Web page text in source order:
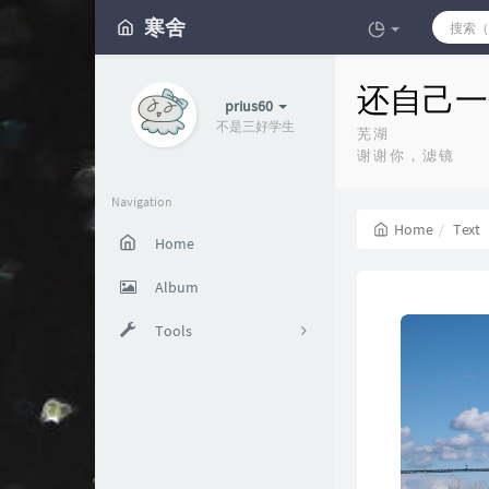
寒舍
prius60
不是三好学生
Navigation
Home
Album
Tools
还自己
芜湖
谢谢你，滤镜
Home Text